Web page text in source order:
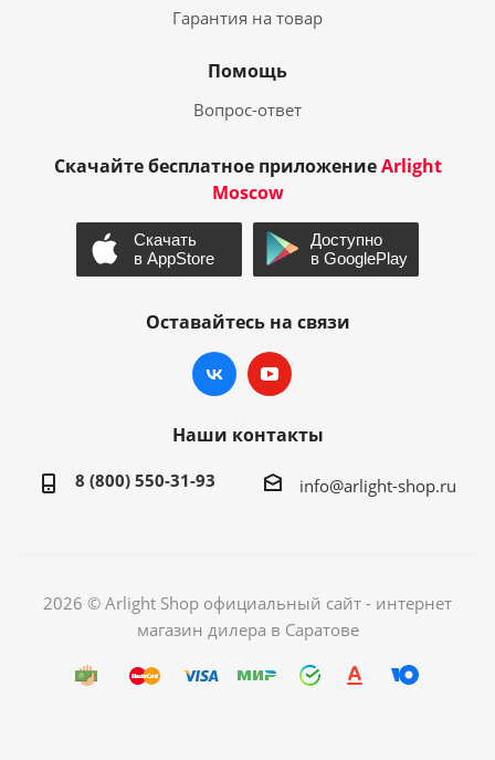
Гарантия на товар
Помощь
Вопрос-ответ
Скачайте бесплатное приложениеArlight
Moscow
Оставайтесь на связи
Наши контакты
8 (800) 550-31-93 info@arlight-shop.ru
2026 © Arlight Shop официальный сайт - интернет
магазин дилера в Саратове